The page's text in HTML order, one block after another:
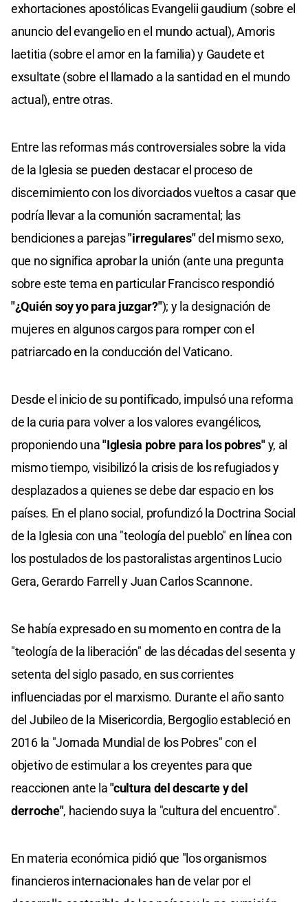
exhortaciones apostólicas Evangelii gaudium (sobre el
anuncio del evangelio en el mundo actual), Amoris
laetitia (sobre el amor en la familia) y Gaudete et
exsultate (sobre el llamado a la santidad en el mundo
actual), entre otras.
Entre las reformas más controversiales sobre la vida
de la Iglesia se pueden destacar el proceso de
discernimiento con los divorciados vueltos a casar que
podría llevar a la comunión sacramental; las
bendiciones a parejas"irregulares"del mismo sexo,
que no significa aprobar la unión (ante una pregunta
sobre este tema en particular Francisco respondió
"¿Quién soy yo para juzgar?"); y la designación de
mujeres en algunos cargos para romper con el
patriarcado en la conducción del Vaticano.
Desde el inicio de su pontificado, impulsó una reforma
de la curia para volver a los valores evangélicos,
proponiendo una"Iglesia pobre para los pobres"y, al
mismo tiempo, visibilizó la crisis de los refugiados y
desplazados a quienes se debe dar espacio en los
países. En el plano social, profundizó la Doctrina Social
de la Iglesia con una "teología del pueblo" en línea con
los postulados de los pastoralistas argentinos Lucio
Gera, Gerardo Farrell y Juan Carlos Scannone.
Se había expresado en su momento en contra de la
"teología de la liberación" de las décadas del sesenta y
setenta del siglo pasado, en sus corrientes
influenciadas por el marxismo. Durante el año santo
del Jubileo de la Misericordia, Bergoglio estableció en
2016 la "Jornada Mundial de los Pobres" con el
objetivo de estimular a los creyentes para que
reaccionen ante la"cultura del descarte y del
derroche", haciendo suya la "cultura del encuentro".
En materia económica pidió que "los organismos
financieros internacionales han de velar por el